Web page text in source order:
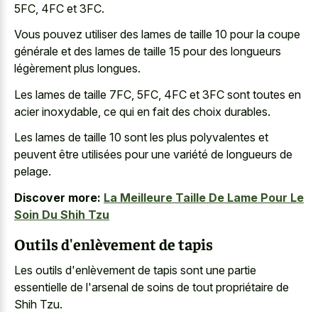
5FC, 4FC et 3FC.
Vous pouvez utiliser des lames de taille 10 pour la coupe
générale et des lames de taille 15 pour des longueurs
légèrement plus longues.
Les lames de taille 7FC, 5FC, 4FC et 3FC sont toutes en
acier inoxydable, ce qui en fait des choix durables.
Les lames de taille 10 sont les plus polyvalentes et
peuvent être utilisées pour une variété de longueurs de
pelage.
Discover more: La Meilleure Taille De Lame Pour Le
Soin Du Shih Tzu
Outils d'enlèvement de tapis
Les outils d'enlèvement de tapis sont une partie
essentielle de l'arsenal de soins de tout propriétaire de
Shih Tzu.